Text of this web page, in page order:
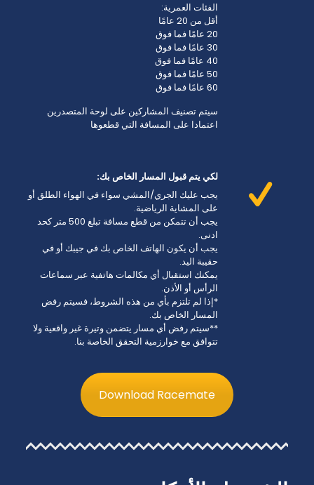
الفئات العمرية:
أقل من 20 عامًا
20 عامًا فما فوق
30 عامًا فما فوق
40 عامًا فما فوق
50 عامًا فما فوق
60 عامًا فما فوق
سيتم تصنيف المشاركين على لوحة المتصدرين
اعتمادا على المسافة التي قطعوها
لكي يتم قبول المسار الخاص بك:
يجب عليك الجري/المشي سواء في الهواء الطلق أو
على المشاية الرياضية.
يجب أن تتمكن من قطع مسافة تبلغ 500 متر كحد
ادنى.
يجب أن يكون الهاتف الخاص بك في جيبك أو في
حقيبة اليد.
يمكنك استقبال أي مكالمات هاتفية عبر سماعات
الرأس أو الأذن.
*إذا لم تلتزم بأي من هذه الشروط، فسيتم رفض
المسار الخاص بك.
**سيتم رفض أي مسار يتضمن وتيرة غير واقعية ولا
تتوافق مع خوارزمية التحقق الخاصة بنا.
Download Racemate